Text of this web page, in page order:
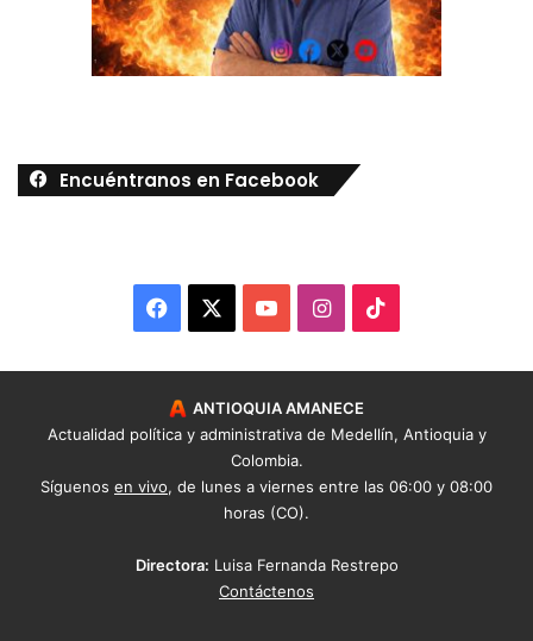
Encuéntranos en Facebook
Facebook YouTubeInstagram
ANTIOQUIA AMANECE
Actualidad política y administrativa de Medellín, Antioquia y
Colombia.
Síguenos en vivo, de lunes a viernes entre las 06:00 y 08:00
horas (CO).
Directora: Luisa Fernanda Restrepo
Contáctenos